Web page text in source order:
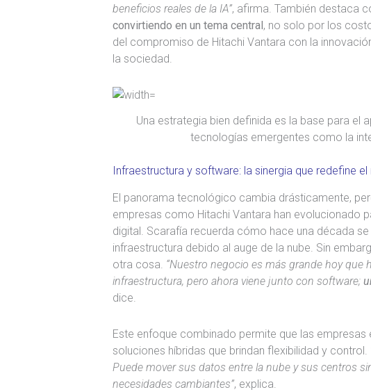
beneficios reales de la IA”, afirma. También destaca
convirtiendo en un tema central , no solo por los
del compromiso de Hitachi Vantara con la
la sociedad.
Una estrategia bien definida es la base para el
tecnologías emergentes como la
Infraestructura y software: la sinergia que redefine
El panorama tecnológico cambia drásticamente,
empresas como Hitachi Vantara han evolucionado
digital. Scarafía recuerda cómo hace una década
infraestructura debido al auge de la nube. Sin
otra cosa. “Nuestro negocio es más grande hoy que
infraestructura, pero ahora viene junto con software;
dice.
Este enfoque combinado permite que las
soluciones híbridas que brindan flexibilidad y control.
Puede mover sus datos entre la nube y sus centros
necesidades cambiantes”, explica.